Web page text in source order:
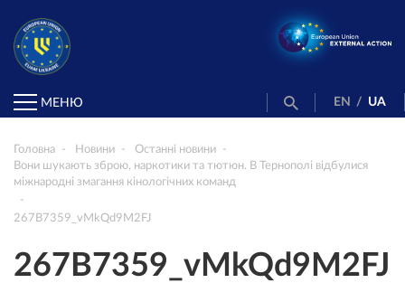
МЕНЮ EN / UA
Головна Новини
Останні новини
Вони шукають зброю, наркотики та тютюн. В Тернополі відбулися
міжнародні змагання кінологічних команд
267B7359_vMkQd9M2FJ
267B7359_vMkQd9M2FJ